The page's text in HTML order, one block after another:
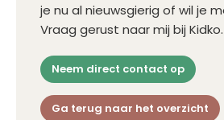
je nu al nieuwsgierig of wil je
Vraag gerust naar mij bij Kidko.
Neem direct contact op
Ga terug naar het overzicht